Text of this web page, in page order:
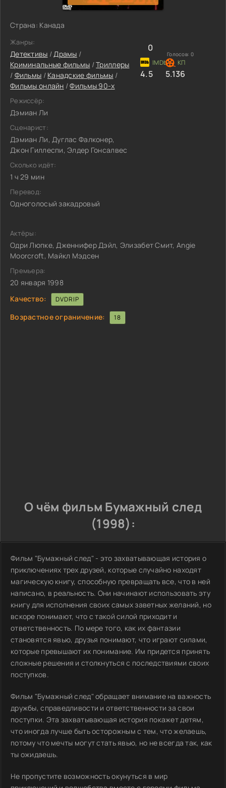
Страна: Канада
Жанры:
Детективы /Драмы /
Криминальные фильмы /Триллеры
/ Фильмы / Канадские фильмы /
Фильмы онлайн /Фильмы 90-х
Режиссёр:
Дэмиан Ли
Сценарист:
Дэмиан Ли, Дуглас Фалконер,
Джон Гиллеспи, Элдер Гонсалвес
Сколько идёт:
1 ч 29 мин
Перевод:
Одноголосый закадровый
0
Голосов: 0
4.5 5.136
Актёры:
Одри Люпке, Дженнифер Дэйл, Элизабет Смит, Angie
Moorcroft, Майкл Мэдсен
Премьера:
20 января 1998
Качество:
DVDRIP
Возрастное ограничение: 18
О чём фильм Бумажный след
(1998):
Фильм "Бумажный след" - это захватывающая история о
приключениях трех друзей, которые случайно находят
магическую книгу, способную превращать все, что в ней
написано, в реальность. Они начинают использовать эту
книгу для исполнения своих самых заветных желаний, но
вскоре понимают, что с такой силой приходит и
ответственность. По мере того, как их фантазии
становятся явью, друзья понимают, что играют силами,
которые превышают их понимание. Им придется принять
сложные решения и столкнуться с последствиями своих
поступков.
Фильм "Бумажный след" обращает внимание на важность
дружбы, справедливости и ответственности за свои
поступки. Эта захватывающая история покажет детям,
что иногда лучше быть осторожным с тем, что желаешь,
потому что мечты могут стать явью, но не всегда так, как
ты ожидаешь.
Не пропустите возможность окунуться в мир